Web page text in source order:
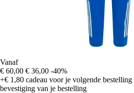
Vanaf
€ 60,00 € 36,00 -40%
+€ 1,80 cadeau voor je volgende bestelling
bevestiging van je bestelling